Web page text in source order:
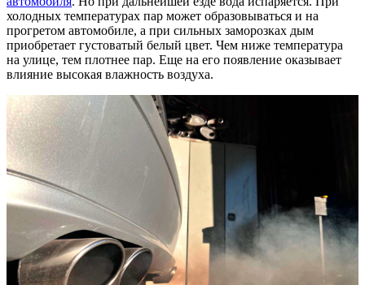
холодных температурах пар может образовываться и на
прогретом автомобиле, а при сильных заморозках дым
приобретает густоватый белый цвет. Чем ниже температура
на улице, тем плотнее пар. Еще на его появление оказывает
влияние высокая влажность воздуха.